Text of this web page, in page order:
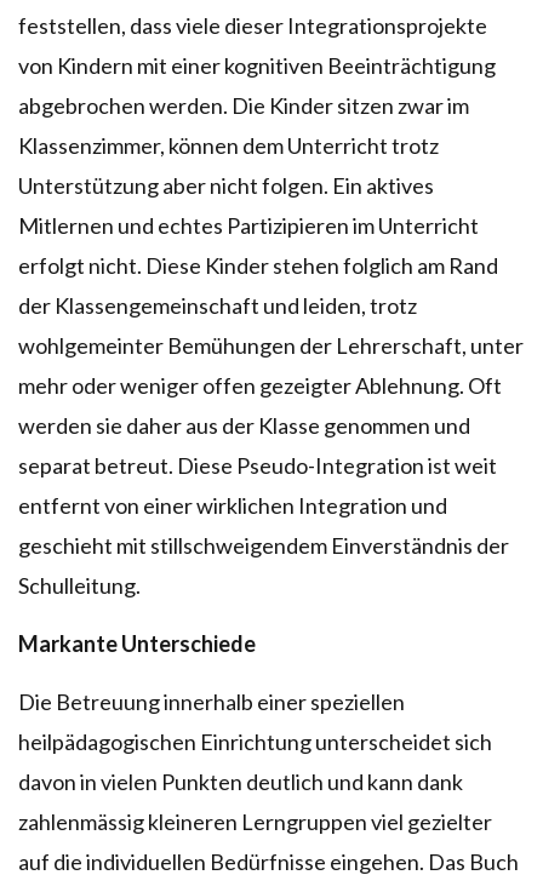
feststellen, dass viele dieser Integrationsprojekte
von Kindern mit einer kognitiven Beeinträchtigung
abgebrochen werden. Die Kinder sitzen zwar im
Klassenzimmer, können dem Unterricht trotz
Unterstützung aber nicht folgen. Ein aktives
Mitlernen und echtes Partizipieren im Unterricht
erfolgt nicht. Diese Kinder stehen folglich am Rand
der Klassengemeinschaft und leiden, trotz
wohlgemeinter Bemühungen der Lehrerschaft, unter
mehr oder weniger offen gezeigter Ablehnung. Oft
werden sie daher aus der Klasse genommen und
separat betreut. Diese Pseudo-Integration ist weit
entfernt von einer wirklichen Integration und
geschieht mit stillschweigendem Einverständnis der
Schulleitung.
Markante Unterschiede
Die Betreuung innerhalb einer speziellen
heilpädagogischen Einrichtung unterscheidet sich
davon in vielen Punkten deutlich und kann dank
zahlenmässig kleineren Lerngruppen viel gezielter
auf die individuellen Bedürfnisse eingehen. Das Buch